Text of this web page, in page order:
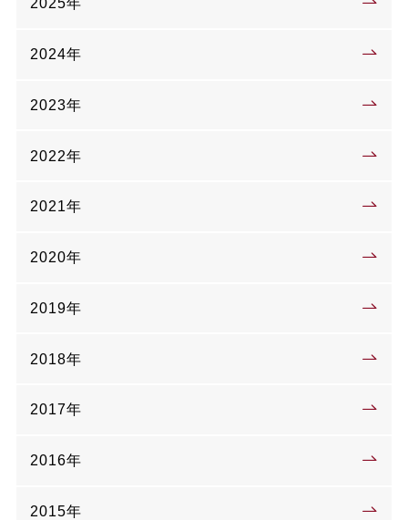
2025年
2024年
2023年
2022年
2021年
2020年
2019年
2018年
2017年
2016年
2015年